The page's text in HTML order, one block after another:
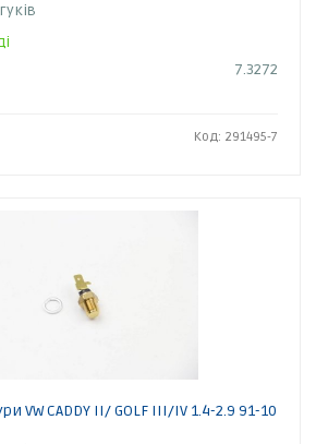
7.3272
Код: 291495-7
VW CADDY II/ GOLF III/IV 1.4-2.9 91-10